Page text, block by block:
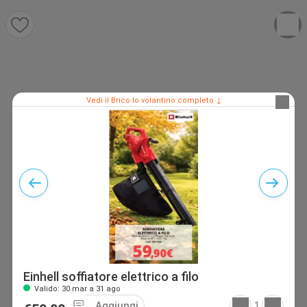
Vedi il Brico Io volantino completo ↓
Einhell soffiatore elettrico a filo
Valido: 30 mar a 31 ago